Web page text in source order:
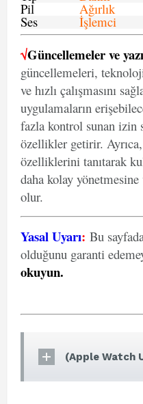
Pil Ağırlık
Ses İşlemci
√Güncellemeler ve
güncellemeleri,
ve hızlı çalışmasını
uygulamaların
fazla kontrol sunan izin
özellikler getirir.
özelliklerini tanıtarak
daha kolay yönetmesine
olur.
Yasal Uyarı: Bu
olduğunu garanti
okuyun.
(Apple Watch